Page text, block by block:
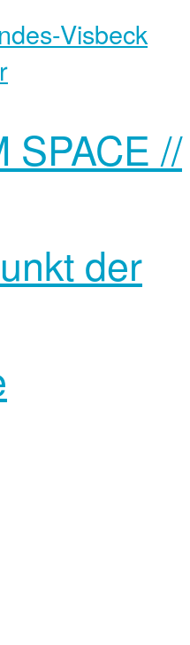
Visbeck
SPACE //
der